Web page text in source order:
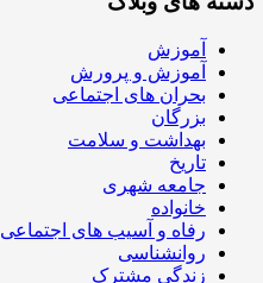
آموزش
آموزش و پرورش
بحران های اجتماعی
بزرگان
بهداشت و سلامت
تاریخ
جامعه شهری
خانواده
رفاه و آسیب های اجتماعی
روانشناسی
زندگی مشترک